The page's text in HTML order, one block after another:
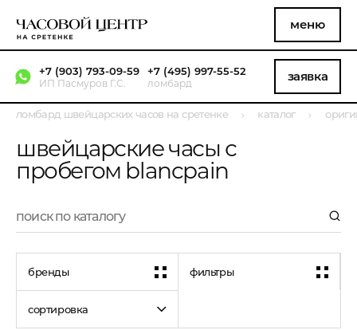
меню
+7 (903) 793-09-59
ИП Пасмуров Г.С.
+7 (495) 997-55-52
ломбард заявка
ломбард швейцарских часов на сретенке каталог
швейцарские часы с
пробегом blancpain
бренды фильтры
сортировка